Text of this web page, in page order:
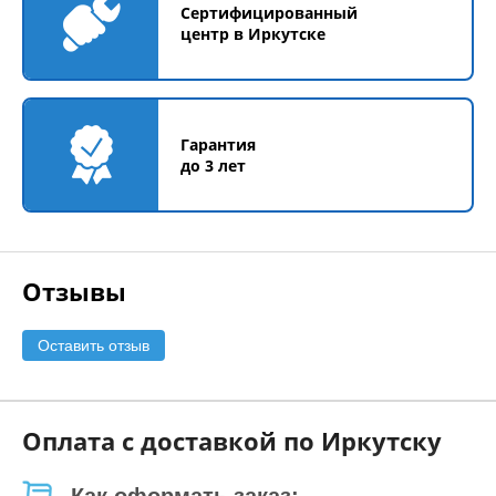
Сертифицированный
центр в Иркутске
Гарантия
до 3 лет
Отзывы
Оставить отзыв
Оплата с доставкой по Иркутску